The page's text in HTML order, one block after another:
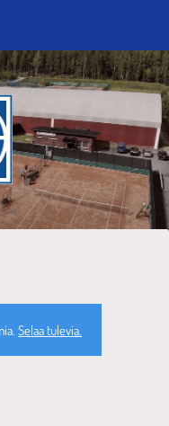
Tennisseura ry
Selaa tulevia.